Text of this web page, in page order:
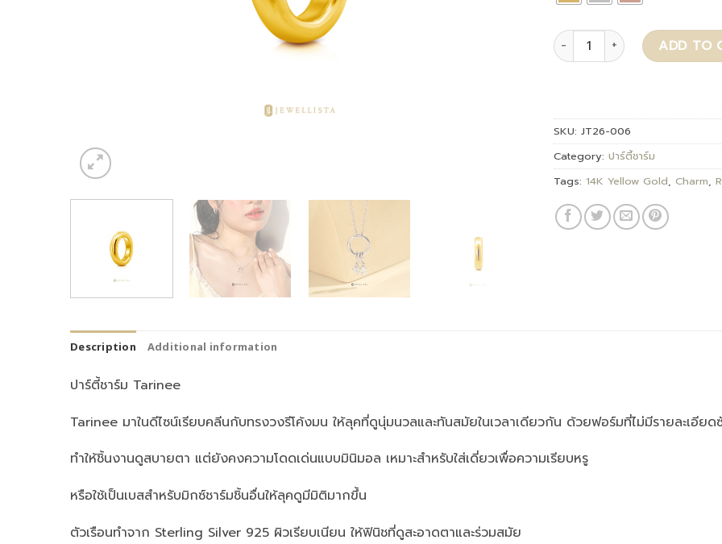
Tarinee quantity ADD TO
SKU: JT26-006
Category: ปาร์ตี้ชาร์ม
Tags: 14K Yellow Gold, Charm,
Description Additional information
ปาร์ตี้ชาร์ม Tarinee
Tarinee มาในดีไซน์เรียบคลีนกับทรงวงรีโค้งมน ให้ลุคที่ดูนุ่มนวลและทันสมัยในเวลาเดียวกัน ด้วยฟอร์มที่ไม่มีรายละเอียด
ทำให้ชิ้นงานดูสบายตา แต่ยังคงความโดดเด่นแบบมินิมอล เหมาะสำหรับใส่เดี่ยวเพื่อความเรียบหรู
หรือใช้เป็นเบสสำหรับมิกซ์ชาร์มชิ้นอื่นให้ลุคดูมีมิติมากขึ้น
ตัวเรือนทำจาก Sterling Silver 925 ผิวเรียบเนียน ให้ฟินิชที่ดูสะอาดตาและร่วมสมัย